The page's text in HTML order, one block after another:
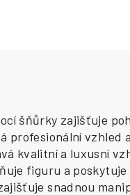
šňůrky zajišťuje
profesionální vzhled
kvalitní a luxusní
figuru a poskytuje
snadnou